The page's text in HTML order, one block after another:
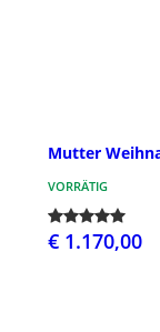
Mutter
VORRÄTIG
€ 1.170,00